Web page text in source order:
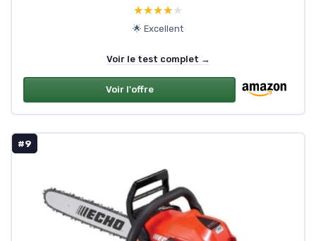
★★★★★
★★★★★
🌟 Excellent
Voir le test complet →
Voir l'offre
#9